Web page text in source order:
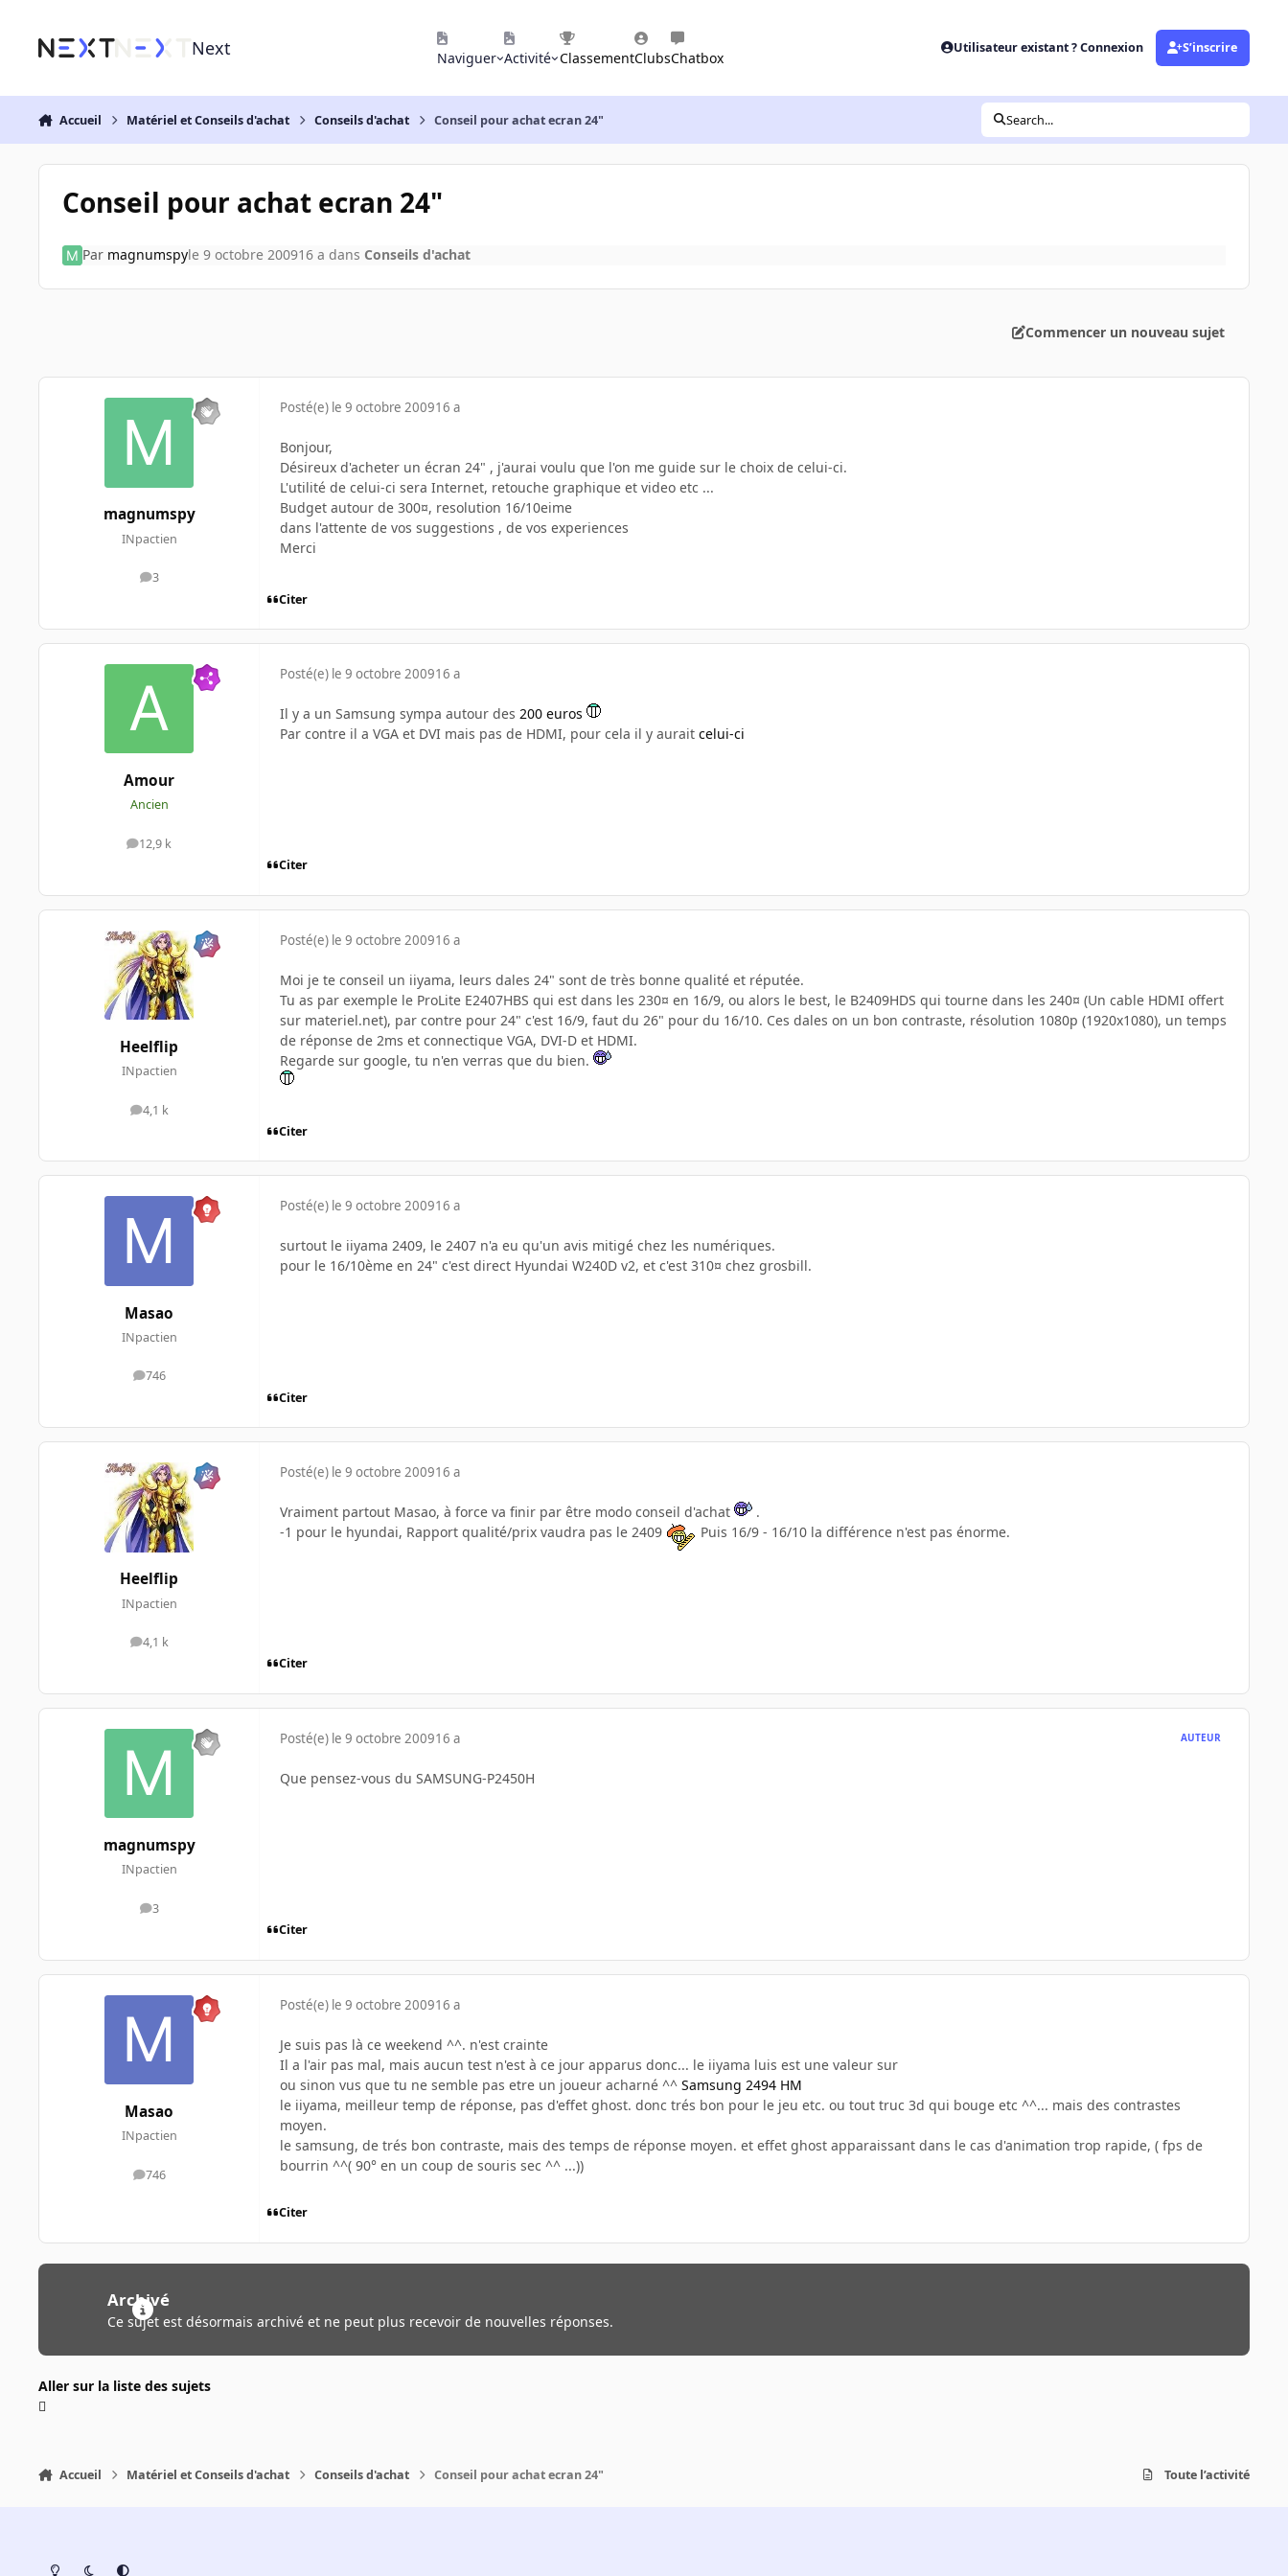
Next Naviguer Activité ClassementClubsChatbox
Utilisateur existant ? Connexion S’inscrire
Accueil Matériel et Conseils d'achat Conseils d'achat Conseil pour achat ecran 24" Search...
Conseil pour achat ecran 24"
Par magnumspyle 9 octobre 200916 a dans Conseils d'achat
Commencer un nouveau sujet
magnumspy
INpactien
3
messages
Posté(e) le 9 octobre 200916 a
Bonjour,
Désireux d'acheter un écran 24" , j'aurai voulu que l'on me guide sur le choix de celui-ci.
L'utilité de celui-ci sera Internet, retouche graphique et video etc ...
Budget autour de 300¤, resolution 16/10eime
dans l'attente de vos suggestions , de vos experiences
Merci
Citer
Amour
Ancien
12,9 k
messages
Posté(e) le 9 octobre 200916 a
Il y a un Samsung sympa autour des 200 euros
Par contre il a VGA et DVI mais pas de HDMI, pour cela il y aurait celui-ci
Citer
Heelflip
INpactien
4,1 k
messages
Posté(e) le 9 octobre 200916 a
Moi je te conseil un iiyama, leurs dales 24" sont de très bonne qualité et réputée.
Tu as par exemple le ProLite E2407HBS qui est dans les 230¤ en 16/9, ou alors le best, le B2409HDS qui tourne dans les 240¤ (Un cable HDMI offert
sur materiel.net), par contre pour 24" c'est 16/9, faut du 26" pour du 16/10. Ces dales on un bon contraste, résolution 1080p (1920x1080), un temps
de réponse de 2ms et connectique VGA, DVI-D et HDMI.
Regarde sur google, tu n'en verras que du bien.
Citer
Masao
INpactien
746
messages
Posté(e) le 9 octobre 200916 a
surtout le iiyama 2409, le 2407 n'a eu qu'un avis mitigé chez les numériques.
pour le 16/10ème en 24" c'est direct Hyundai W240D v2, et c'est 310¤ chez grosbill.
Citer
Heelflip
INpactien
4,1 k
messages
Posté(e) le 9 octobre 200916 a
Vraiment partout Masao, à force va finir par être modo conseil d'achat
.
-1 pour le hyundai, Rapport qualité/prix vaudra pas le 2409
Puis 16/9 - 16/10 la différence n'est pas énorme.
Citer
magnumspy
INpactien
3
messages
Posté(e) le 9 octobre 200916 a AUTEUR
Que pensez-vous du SAMSUNG-P2450H
Citer
Masao
INpactien
746
messages
Posté(e) le 9 octobre 200916 a
Je suis pas là ce weekend ^^. n'est crainte
Il a l'air pas mal, mais aucun test n'est à ce jour apparus donc... le iiyama luis est une valeur sur
ou sinon vus que tu ne semble pas etre un joueur acharné ^^ Samsung 2494 HM
le iiyama, meilleur temp de réponse, pas d'effet ghost. donc trés bon pour le jeu etc. ou tout truc 3d qui bouge etc ^^... mais des contrastes
moyen.
le samsung, de trés bon contraste, mais des temps de réponse moyen. et effet ghost apparaissant dans le cas d'animation trop rapide, ( fps de
bourrin ^^( 90° en un coup de souris sec ^^ ...))
Citer
Archivé
Ce sujet est désormais archivé et ne peut plus recevoir de nouvelles réponses.
Aller sur la liste des sujets
Accueil Matériel et Conseils d'achat Conseils d'achat Conseil pour achat ecran 24" Toute l’activité
Light ModeDark ModeSystem Preference